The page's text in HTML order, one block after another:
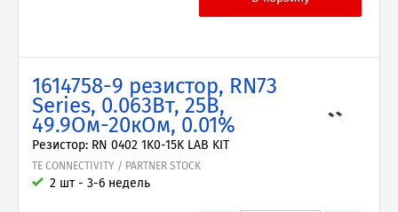
1614758-9 резистор, RN73
Series, 0.063Вт, 25В,
49.9Ом-20кОм, 0.01%
Резистор: RN 0402 1K0-15K LAB KIT
TE CONNECTIVITY / PARTNER STOCK
2 шт - 3-6 недель